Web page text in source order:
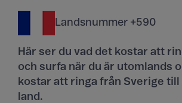
Landsnummer +590
Här ser du vad det kostar att
och surfa när du är utomlands
kostar att ringa från Sverige
land.